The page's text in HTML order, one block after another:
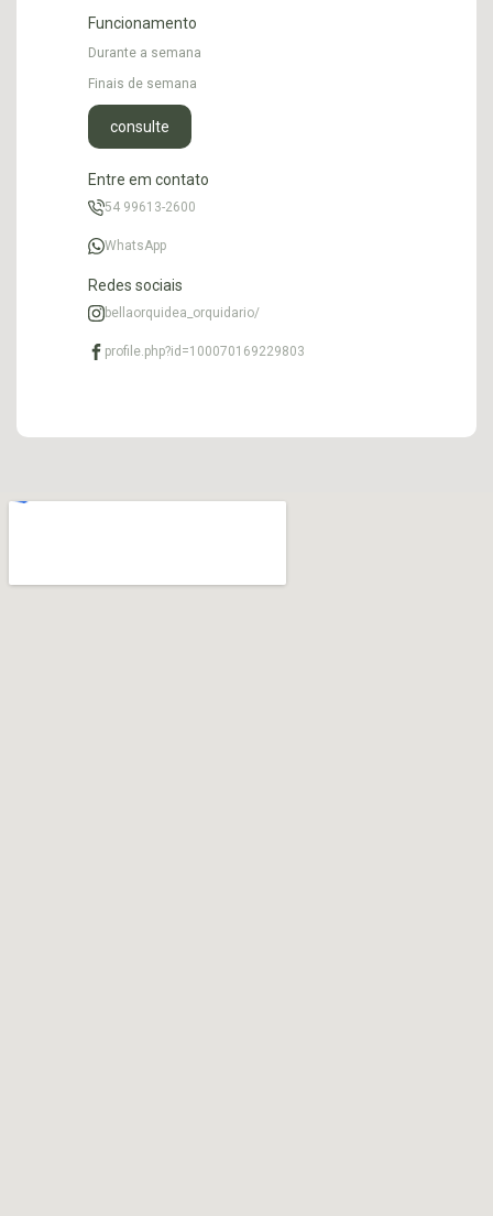
Funcionamento
Durante a semana
Finais de semana
consulte
Entre em contato
54 99613-2600
WhatsApp
Redes sociais
bellaorquidea_orquidario/
profile.php?id=100070169229803